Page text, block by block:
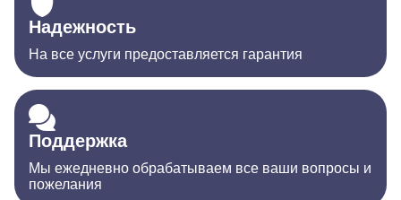
Надежность
На все услуги предоставляется гарантия
Поддержка
Мы ежедневно обрабатываем все ваши вопросы и
пожелания